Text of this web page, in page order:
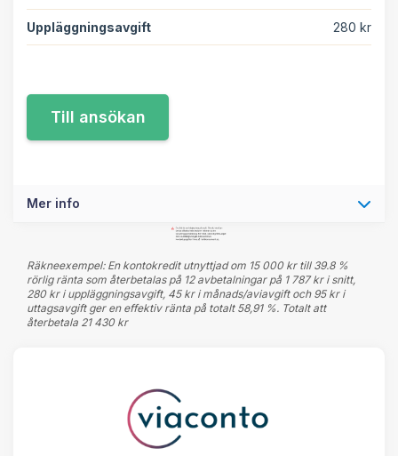
Uppläggningsavgift 280 kr
Mer info
Räkneexempel: En kontokredit utnyttjad om 15 000 kr till 39.8 %
rörlig ränta som återbetalas på 12 avbetalningar på 1 787 kr i snitt,
280 kr i uppläggningsavgift, 45 kr i månads/aviavgift och 95 kr i
uttagsavgift ger en effektiv ränta på totalt 58,91 %. Totalt att
återbetala 21 430 kr